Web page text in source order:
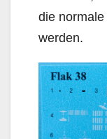
die
werden.